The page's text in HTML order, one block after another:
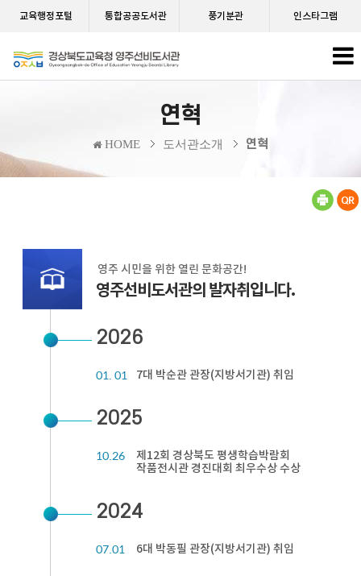
교육행정포털 통합공공도서관 풍기분관 인스타그램
연혁
HOME 도서관소개 연혁
영주 시민을 위한 열린 문화공간!
영주선비도서관의 발자취입니다.
2026
01. 01 7대 박순관 관장(지방서기관) 취임
2025
10.26
제12회 경상북도 평생학습박람회
작품전시관 경진대회 최우수상 수상
2024
07.01 6대 박동필 관장(지방서기관) 취임